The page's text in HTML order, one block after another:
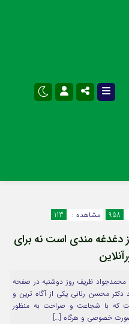
ایتا
اپلیکیشن
958 مشاهده : 113
دغدغه مندی است نه برای
محمدجواد ظریف روز دوشنبه در صفحه
محسن رنانی یکی از آگاه ترین و
که با شجاعت و صراحت به منظور
خصوصی و هرگاه […]